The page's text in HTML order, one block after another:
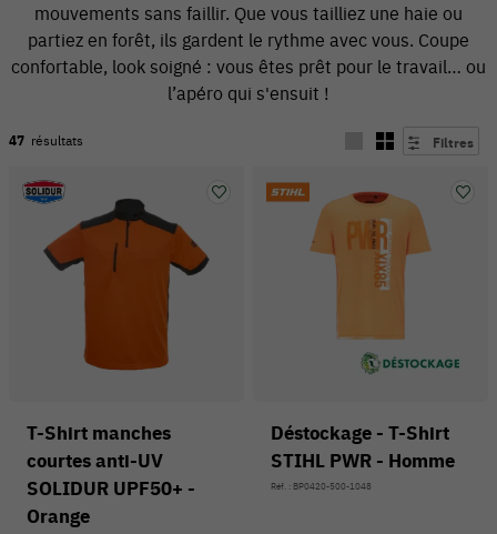
V
mouvements sans faillir. Que vous tailliez une haie ou
partiez en forêt, ils gardent le rythme avec vous. Coupe
confortable, look soigné : vous êtes prêt pour le travail… ou
l’apéro qui s'ensuit !
47 résultats Filtres
T-Shirt manches
courtes anti-UV
SOLIDUR UPF50+ -
Orange
Déstockage - T-Shirt
STIHL PWR - Homme
Réf. : BP0420-500-1048